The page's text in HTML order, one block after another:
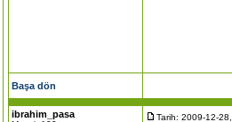
Başa dön
ibrahim_pasa Tarih: 2009-12-